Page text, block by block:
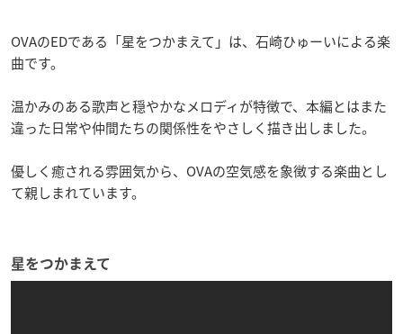
OVAのEDである「星をつかまえて」は、石崎ひゅーいによる楽
曲です。
温かみのある歌声と穏やかなメロディが特徴で、本編とはまた
違った日常や仲間たちの関係性をやさしく描き出しました。
優しく癒される雰囲気から、OVAの空気感を象徴する楽曲とし
て親しまれています。
星をつかまえて